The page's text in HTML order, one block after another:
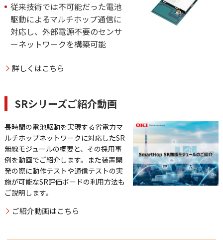
従来技術では不可能だった電池
駆動によるマルチホップ通信に
対応し、外部電源不要のセンサ
ーネットワークを構築可能
詳しくはこちら
SRシリーズご紹介動画
長時間の電池駆動を実現する省電力マ
ルチホップネットワークに対応したSR
無線モジュールの概要と、その採用事
例を動画でご紹介します。また装置開
発の際に動作テストや通信テストの実
施が可能なSR評価ボードの利用方法も
ご説明します。
ご紹介動画はこちら